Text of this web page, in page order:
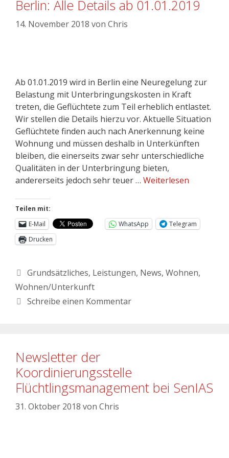
Berlin: Alle Details ab 01.01.2019
14. November 2018 von Chris
Ab 01.01.2019 wird in Berlin eine Neuregelung zur
Belastung mit Unterbringungskosten in Kraft
treten, die Geflüchtete zum Teil erheblich entlastet.
Wir stellen die Details hierzu vor. Aktuelle Situation
Geflüchtete finden auch nach Anerkennung keine
Wohnung und müssen deshalb in Unterkünften
bleiben, die einerseits zwar sehr unterschiedliche
Qualitäten in der Unterbringung bieten,
andererseits jedoch sehr teuer … Weiterlesen
Teilen mit:
E-Mail
WhatsApp
Telegram
Drucken
Grundsätzliches, Leistungen, News, Wohnen,
Wohnen/Unterkunft
Schreibe einen Kommentar
Newsletter der
Koordinierungsstelle
Flüchtlingsmanagement bei SenIAS
31. Oktober 2018 von Chris